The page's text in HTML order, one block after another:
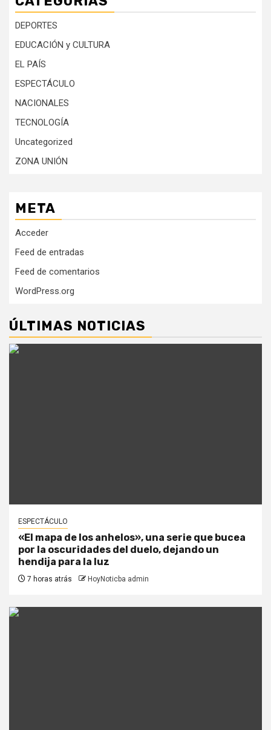
DEPORTES
EDUCACIÓN y CULTURA
EL PAÍS
ESPECTÁCULO
NACIONALES
TECNOLOGÍA
Uncategorized
ZONA UNIÓN
META
Acceder
Feed de entradas
Feed de comentarios
WordPress.org
ÚLTIMAS NOTICIAS
ESPECTÁCULO
«El mapa de los anhelos», una serie que bucea
por la oscuridades del duelo, dejando un
hendija para la luz
7 horas atrás HoyNoticba admin